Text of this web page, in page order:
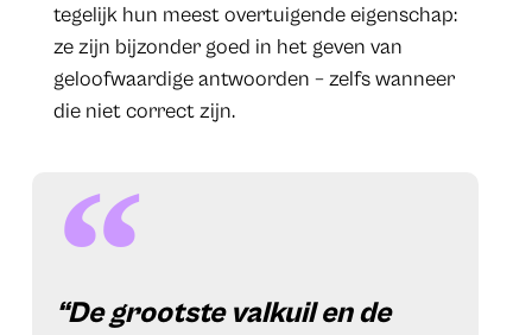
tegelijk hun meest overtuigende eigenschap:
ze zijn bijzonder goed in het geven van
geloofwaardige antwoorden – zelfs wanneer
die niet correct zijn.
“De grootste valkuil en de